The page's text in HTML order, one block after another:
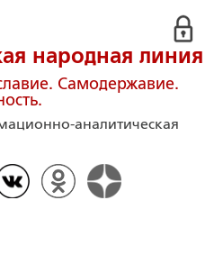
народная линия
Самодержавие.
аналитическая